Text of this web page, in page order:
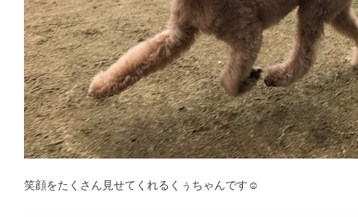
笑顔をたくさん見せてくれるくぅちゃんです☺